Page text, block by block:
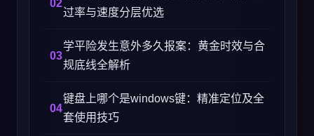
过率与速度分层优选
学平险发生意外多久报案：黄金时效与合
规底线全解析
键盘上哪个是windows键：精准定位及全
套使用技巧